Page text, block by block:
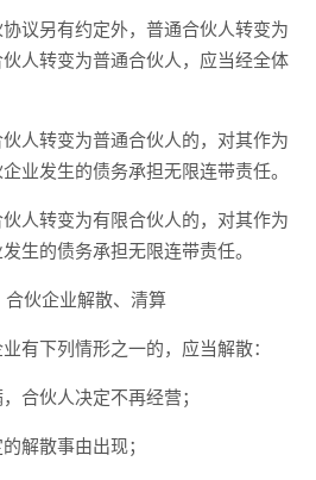
另有约定外，普通合伙人转变为
人转变为普通合伙人，应当经全体
转变为普通合伙人的，对其作为
业发生的债务承担无限连带责任。
转变为有限合伙人的，对其作为
生的债务承担无限连带责任。
伙企业解散、清算
下列情形之一的，应当解散：
伙人决定不再经营；
散事由出现；